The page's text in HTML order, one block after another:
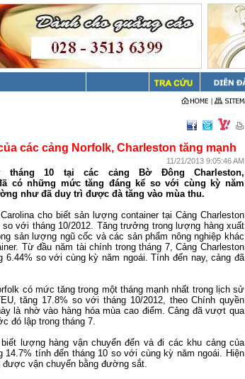
các cảng Norfolk, Charleston tăng mạnh
11/21/2013 9:05:46 AM
tháng 10 tại các cảng Bờ Đông Charleston,
có những mức tăng đáng kể so với cùng kỳ năm
như đã duy trì được đà tăng vào mùa thu.
cho biết sản lượng container tại Cảng Charleston
với tháng 10/2012. Tăng trưởng trong lượng hàng xuất
sản lượng ngũ cốc và các sản phẩm nông nghiệp khác
Từ đầu năm tài chính trong tháng 7, Cảng Charleston
6.44% so với cùng kỳ năm ngoái. Tính đến nay, cảng đã
có mức tăng trong một tháng mạnh nhất trong lịch sử
tăng 17.8% so với tháng 10/2012, theo Chính quyền
là nhờ vào hàng hóa mùa cao điểm. Cảng đã vượt qua
đó lập trong tháng 7.
lượng hàng vận chuyển đến và đi các khu cảng của
14.7% tính đến tháng 10 so với cùng kỳ năm ngoái. Hiện
vận chuyển bằng đường sắt.